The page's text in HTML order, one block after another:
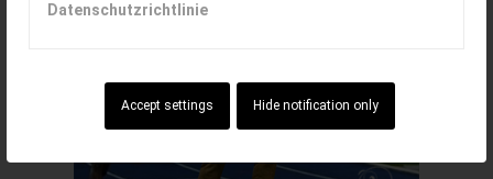
Datenschutzrichtlinie
Accept settings Hide notification only